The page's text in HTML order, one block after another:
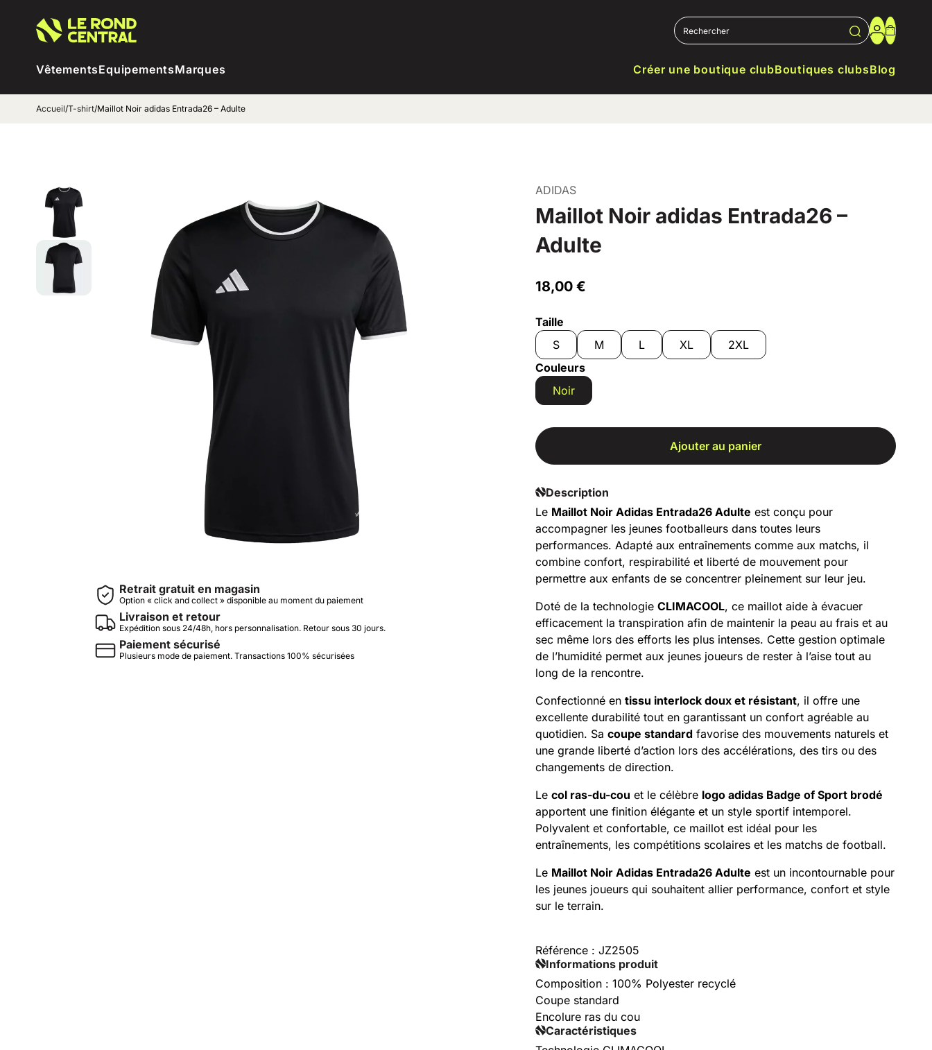
VêtementsEquipementsMarques Créer une boutique clubBoutiques clubsBlog
Accueil/T-shirt/Maillot Noir adidas Entrada26 – Adulte
Retrait gratuit en magasin
Option « click and collect » disponible au moment du paiement
Livraison et retour
Expédition sous 24/48h, hors personnalisation. Retour sous 30 jours.
Paiement sécurisé
Plusieurs mode de paiement. Transactions 100% sécurisées
ADIDAS
Maillot Noir adidas Entrada26 –
Adulte
18,00 €
Taille
S
M L XL
2XL
Couleurs
Noir
Ajouter au panier
Description
Le Maillot Noir Adidas Entrada26 Adulte est conçu pour
accompagner les jeunes footballeurs dans toutes leurs
performances. Adapté aux entraînements comme aux matchs, il
combine confort, respirabilité et liberté de mouvement pour
permettre aux enfants de se concentrer pleinement sur leur jeu.
Doté de la technologie CLIMACOOL, ce maillot aide à évacuer
efficacement la transpiration afin de maintenir la peau au frais et au
sec même lors des efforts les plus intenses. Cette gestion optimale
de l’humidité permet aux jeunes joueurs de rester à l’aise tout au
long de la rencontre.
Confectionné en tissu interlock doux et résistant, il offre une
excellente durabilité tout en garantissant un confort agréable au
quotidien. Sa coupe standard favorise des mouvements naturels et
une grande liberté d’action lors des accélérations, des tirs ou des
changements de direction.
Le col ras-du-cou et le célèbre logo adidas Badge of Sport brodé
apportent une finition élégante et un style sportif intemporel.
Polyvalent et confortable, ce maillot est idéal pour les
entraînements, les compétitions scolaires et les matchs de football.
Le Maillot Noir Adidas Entrada26 Adulte est un incontournable pour
les jeunes joueurs qui souhaitent allier performance, confort et style
sur le terrain.
Référence : JZ2505
Informations produit
Composition : 100% Polyester recyclé
Coupe standard
Encolure ras du cou
Caractéristiques